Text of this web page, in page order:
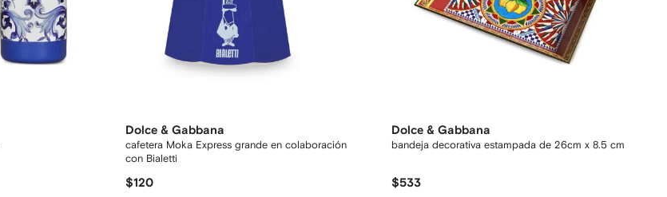
Dolce & Gabbana
cafetera Moka Express grande en colaboración
con Bialetti
$120
Dolce & Gabbana
bandeja decorativa estampada de 26cm x 8.5 cm
$533